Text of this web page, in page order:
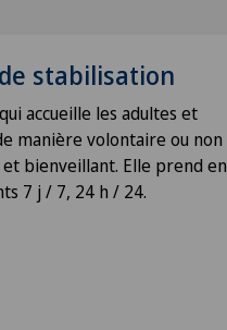
stabilisation
accueille les adultes et
manière volontaire ou non
bienveillant. Elle prend en
7 j / 7, 24 h / 24.